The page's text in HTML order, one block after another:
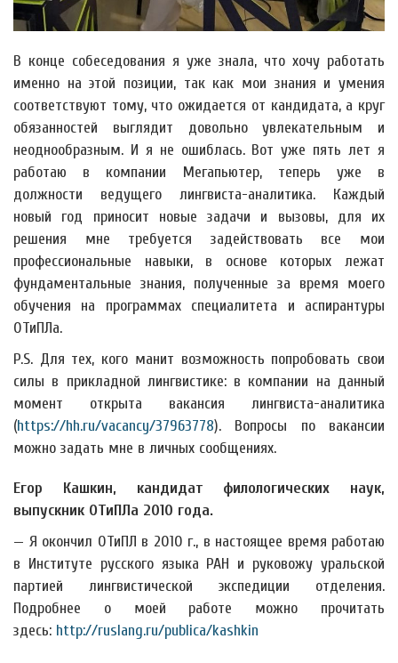
В конце собеседования я уже знала, что хочу работать
именно на этой позиции, так как мои знания и умения
соответствуют тому, что ожидается от кандидата, а круг
обязанностей выглядит довольно увлекательным и
неоднообразным. И я не ошиблась. Вот уже пять лет я
работаю в компании Мегапьютер, теперь уже в
должности ведущего лингвиста-аналитика. Каждый
новый год приносит новые задачи и вызовы, для их
решения мне требуется задействовать все мои
профессиональные навыки, в основе которых лежат
фундаментальные знания, полученные за время моего
обучения на программах специалитета и аспирантуры
ОТиПЛа.
P.S. Для тех, кого манит возможность попробовать свои
силы в прикладной лингвистике: в компании на данный
момент открыта вакансия лингвиста-аналитика
(https://hh.ru/vacancy/37963778). Вопросы по вакансии
можно задать мне в личных сообщениях.
Егор Кашкин, кандидат филологических наук,
выпускник ОТиПЛа 2010 года.
— Я окончил ОТиПЛ в 2010 г., в настоящее время работаю
в Институте русского языка РАН и руковожу уральской
партией лингвистической экспедиции отделения.
Подробнее о моей работе можно прочитать
здесь: http://ruslang.ru/publica/kashkin